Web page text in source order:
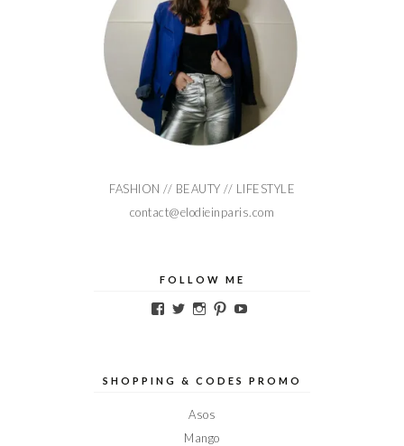
FASHION // BEAUTY // LIFESTYLE
contact@elodieinparis.com
FOLLOW ME
Voir
sur
Voir
sur
Voir
sur
Voir
sur sur
SHOPPING & CODES PROMO
Asos
Mango